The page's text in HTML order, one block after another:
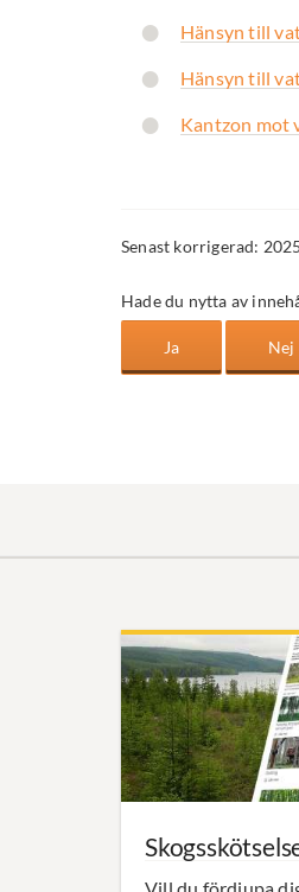
Hänsyn till
Hänsyn till
Kantzon mot
Senast korrigerad:
Hade du nytta av
Vill du fördjupa